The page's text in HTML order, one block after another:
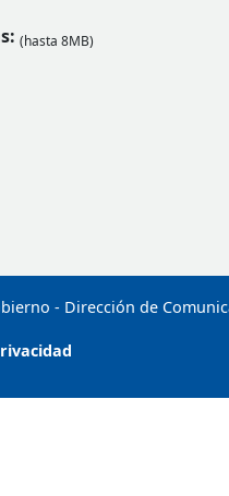
(hasta 8MB)
- Dirección de